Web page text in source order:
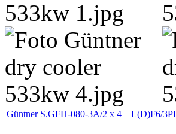
Güntner S.GFH-080-3A/2 x 4 – L(D)F6/